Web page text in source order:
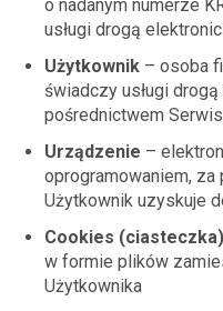
o nadanym numerze
usługi drogą
Użytkownik – osoba
świadczy usługi
pośrednictwem
Urządzenie –
oprogramowaniem,
Użytkownik uzyskuje
Cookies (ciasteczka)
w formie plików
Użytkownika